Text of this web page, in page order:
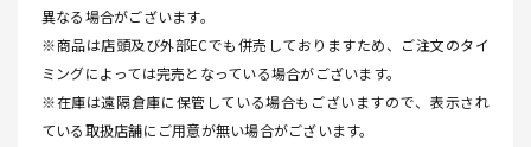
異なる場合がございます。
※商品は店頭及び外部ECでも併売しておりますため、ご注文のタイ
ミングによっては完売となっている場合がございます。
※在庫は遠隔倉庫に保管している場合もございますので、表示され
ている取扱店舗にご用意が無い場合がございます。